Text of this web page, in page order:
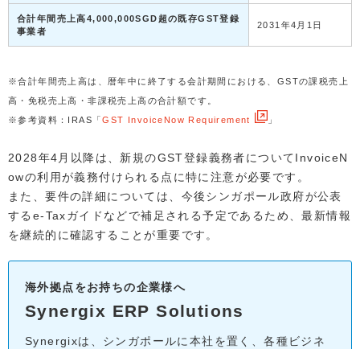
合計年間売上高4,000,000SGD超の既存GST登録
事業者
2031年4月1日
※合計年間売上高は、暦年中に終了する会計期間における、GSTの課税売上
高・免税売上高・非課税売上高の合計額です。
※参考資料：IRAS「GST InvoiceNow Requirement 」
2028年4月以降は、新規のGST登録義務者についてInvoiceN
owの利用が義務付けられる点に特に注意が必要です。
また、要件の詳細については、今後シンガポール政府が公表
するe-Taxガイドなどで補足される予定であるため、最新情報
を継続的に確認することが重要です。
海外拠点をお持ちの企業様へ
Synergix ERP Solutions
Synergixは、シンガポールに本社を置く、各種ビジネ